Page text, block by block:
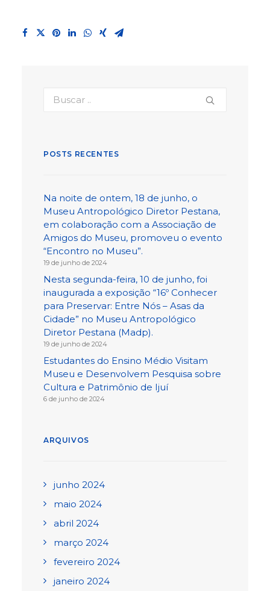
POSTS RECENTES
Na noite de ontem, 18 de junho, o
Museu Antropológico Diretor Pestana,
em colaboração com a Associação de
Amigos do Museu, promoveu o evento
“Encontro no Museu”.
19 de junho de 2024
Nesta segunda-feira, 10 de junho, foi
inaugurada a exposição “16º Conhecer
para Preservar: Entre Nós – Asas da
Cidade” no Museu Antropológico
Diretor Pestana (Madp).
19 de junho de 2024
Estudantes do Ensino Médio Visitam
Museu e Desenvolvem Pesquisa sobre
Cultura e Patrimônio de Ijuí
6 de junho de 2024
ARQUIVOS
junho 2024
maio 2024
abril 2024
março 2024
fevereiro 2024
janeiro 2024